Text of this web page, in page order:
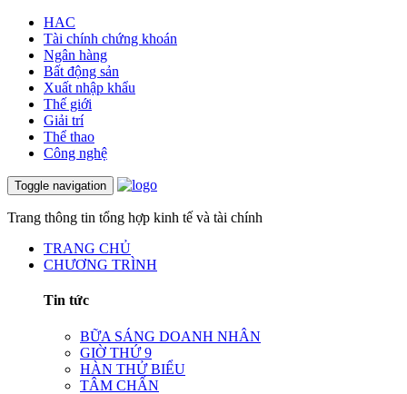
HAC
Tài chính chứng khoán
Ngân hàng
Bất động sản
Xuất nhập khẩu
Thế giới
Giải trí
Thể thao
Công nghệ
Toggle navigation
Trang thông tin tổng hợp kinh tế và tài chính
TRANG CHỦ
CHƯƠNG TRÌNH
Tin tức
BỮA SÁNG DOANH NHÂN
GIỜ THỨ 9
HÀN THỬ BIỂU
TÂM CHẤN